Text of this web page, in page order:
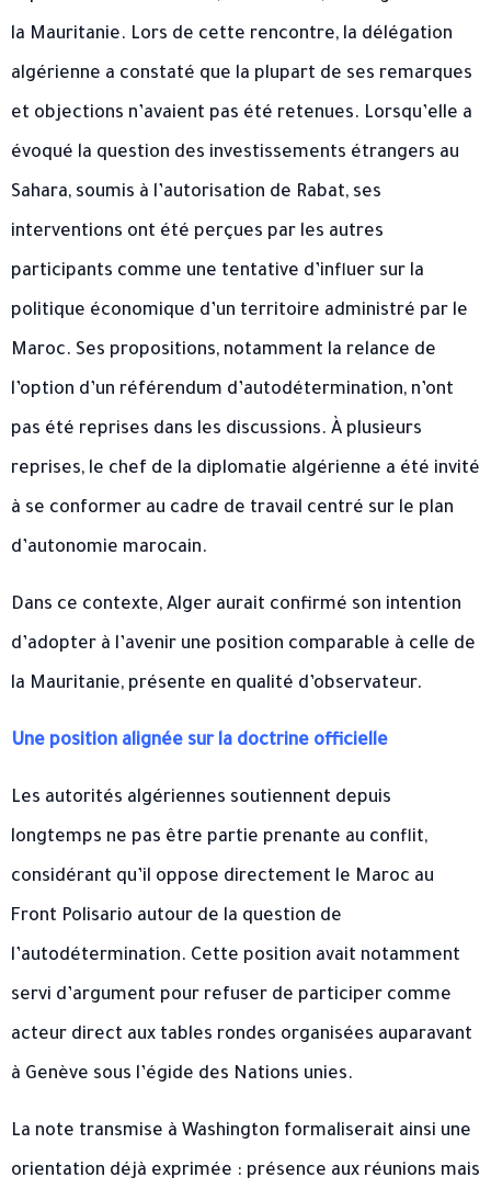
la Mauritanie. Lors de cette rencontre, la délégation
algérienne a constaté que la plupart de ses remarques
et objections n’avaient pas été retenues. Lorsqu’elle a
évoqué la question des investissements étrangers au
Sahara, soumis à l’autorisation de Rabat, ses
interventions ont été perçues par les autres
participants comme une tentative d’influer sur la
politique économique d’un territoire administré par le
Maroc. Ses propositions, notamment la relance de
l’option d’un référendum d’autodétermination, n’ont
pas été reprises dans les discussions. À plusieurs
reprises, le chef de la diplomatie algérienne a été invité
à se conformer au cadre de travail centré sur le plan
d’autonomie marocain.
Dans ce contexte, Alger aurait confirmé son intention
d’adopter à l’avenir une position comparable à celle de
la Mauritanie, présente en qualité d’observateur.
Une position alignée sur la doctrine officielle
Les autorités algériennes soutiennent depuis
longtemps ne pas être partie prenante au conflit,
considérant qu’il oppose directement le Maroc au
Front Polisario autour de la question de
l’autodétermination. Cette position avait notamment
servi d’argument pour refuser de participer comme
acteur direct aux tables rondes organisées auparavant
à Genève sous l’égide des Nations unies.
La note transmise à Washington formaliserait ainsi une
orientation déjà exprimée : présence aux réunions mais